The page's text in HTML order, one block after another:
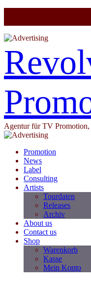
Agentur für TV
Promotion
News
Label
Consulting
Artists
Tourdaten
Releases
Archiv
About us
Contact us
Shop
Warenkorb
Kasse
Mein Konto